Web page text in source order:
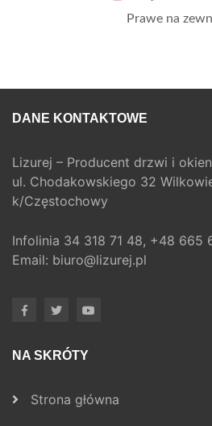
Prawe na
DANE KONTAKTOWE
Lizurej – Producent drzwi i okien
ul. Chodakowskiego 32
k/Częstochowy
Infolinia 34 318 71 48, +48 665
Email: biuro@lizurej.pl
NA SKRÓTY
Strona główna